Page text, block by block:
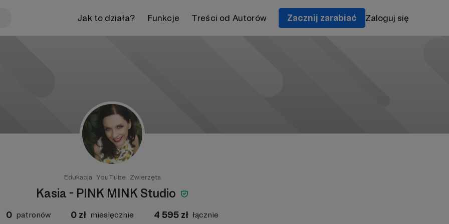
Jak to działa? Funkcje Treści od Autorów Zacznij zarabiać Zaloguj się
Edukacja YouTube Zwierzęta
Kasia - PINK MINK Studio
0 patronów 0 zł miesięcznie 4 595 zł łącznie